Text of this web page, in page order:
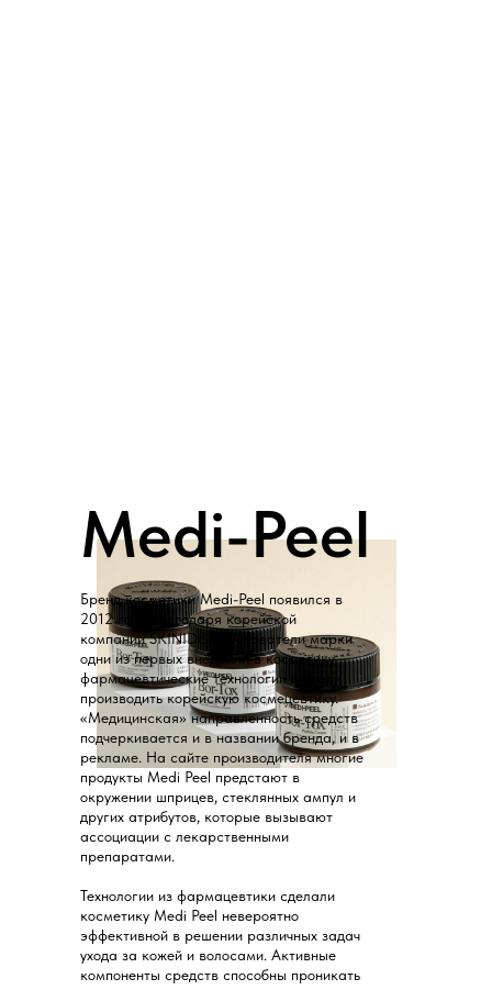
Бренд косметики Medi-Peel появился в
2012 году благодаря корейской
компании SKINIDEA. Основатели марки
одни из первых внедрили в косметику
фармацевтические технологии и стали
производить корейскую космецевтику.
«Медицинская» направленность средств
подчеркивается и в названии бренда, и в
рекламе. На сайте производителя многие
продукты Medi Peel предстают в
окружении шприцев, стеклянных ампул и
других атрибутов, которые вызывают
ассоциации с лекарственными
препаратами.
Технологии из фармацевтики сделали
косметику Medi Peel невероятно
эффективной в решении различных задач
ухода за кожей и волосами. Активные
компоненты средств способны проникать
Medi-Peel